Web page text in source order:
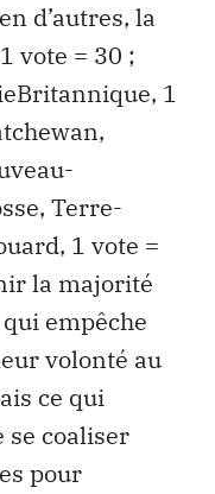
d’autres, la
vote = 30 ;
1
Terre-
1 vote =
la majorité
empêche
volonté au
ce qui
se coaliser
pour